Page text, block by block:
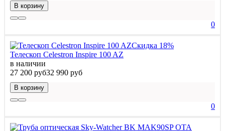
В корзину
0
Скидка 18%
Телескоп Celestron Inspire 100 AZ
в наличии
27 200 руб32 990 руб
В корзину
0